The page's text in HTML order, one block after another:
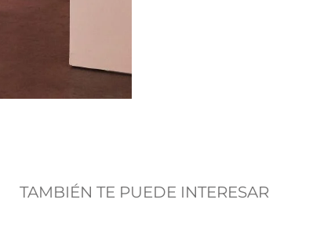
TAMBIÉN TE PUEDE INTERESAR